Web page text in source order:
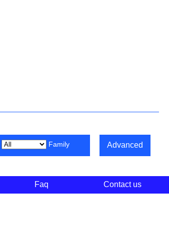
Family Advanced
Faq Contact us